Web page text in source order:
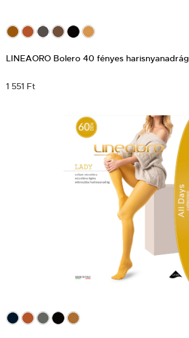
LINEAORO Bolero 40 fényes harisnyanadrág
1 551 Ft